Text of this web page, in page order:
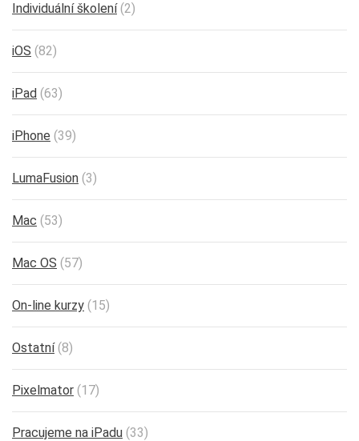
Individuální školení(2)
iOS (82)
iPad (63)
iPhone (39)
LumaFusion (3)
Mac (53)
Mac OS (57)
On-line kurzy (15)
Ostatní(8)
Pixelmator (17)
Pracujeme na iPadu (33)